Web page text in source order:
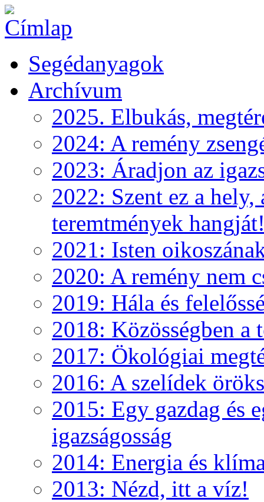
Segédanyagok
Archívum
2025. Elbukás,
2024: A remény
2023: Áradjon az
2022: Szent ez a
teremtmények
2021: Isten
2020: A remény nem
2019: Hála és
2018: Közösségben a
2017: Ökológiai
2016: A szelídek
2015: Egy gazdag és
igazságosság
2014: Energia és
2013: Nézd, itt a víz!